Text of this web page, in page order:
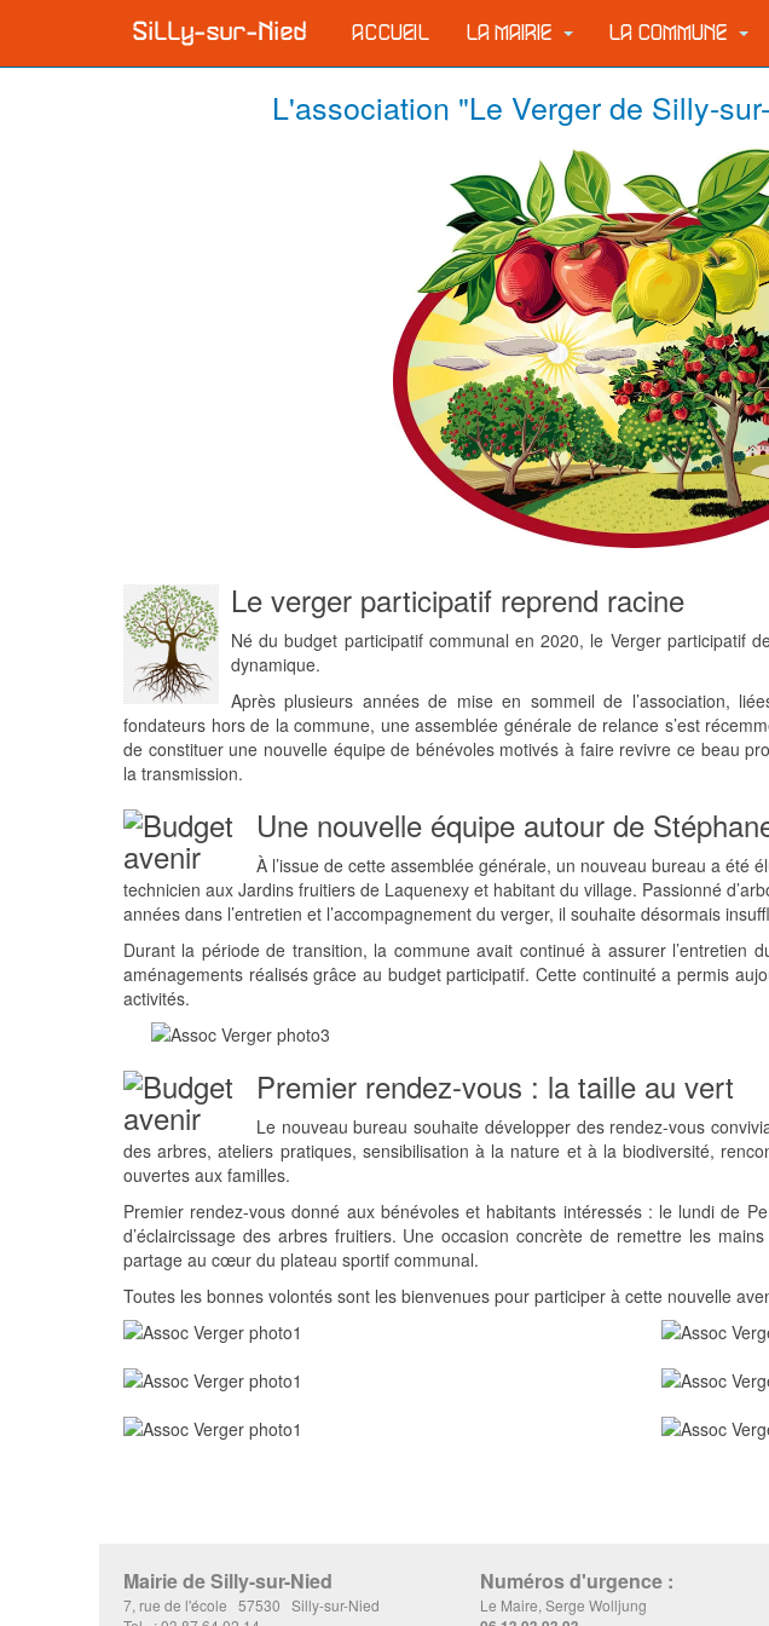
ACCUEIL LA MAIRIE LA COMMUNE
L'association "Le Verger de Silly-
Le verger participatif reprend racine
Né du budget participatif communal en 2020, le Verger participatif
dynamique.
Après plusieurs années de mise en sommeil de l’association,
fondateurs hors de la commune, une assemblée générale de relance s’est
de constituer une nouvelle équipe de bénévoles motivés à faire revivre ce beau
la transmission.
Une nouvelle équipe autour de
À l’issue de cette assemblée générale, un nouveau bureau a été
technicien aux Jardins fruitiers de Laquenexy et habitant du village. Passionné
années dans l’entretien et l’accompagnement du verger, il souhaite désormais
Durant la période de transition, la commune avait continué à assurer l’entretien
aménagements réalisés grâce au budget participatif. Cette continuité a permis
activités.
Premier rendez-vous : la taille au vert
Le nouveau bureau souhaite développer des rendez-vous
des arbres, ateliers pratiques, sensibilisation à la nature et à la biodiversité,
ouvertes aux familles.
Premier rendez-vous donné aux bénévoles et habitants intéressés : le lundi de
d’éclaircissage des arbres fruitiers. Une occasion concrète de remettre les
partage au cœur du plateau sportif communal.
Toutes les bonnes volontés sont les bienvenues pour participer à cette nouvelle
Mairie de Silly-sur-Nied
7, rue de l'école 57530 Silly-sur-Nied
Numéros d'urgence :
Le Maire, Serge Wolljung